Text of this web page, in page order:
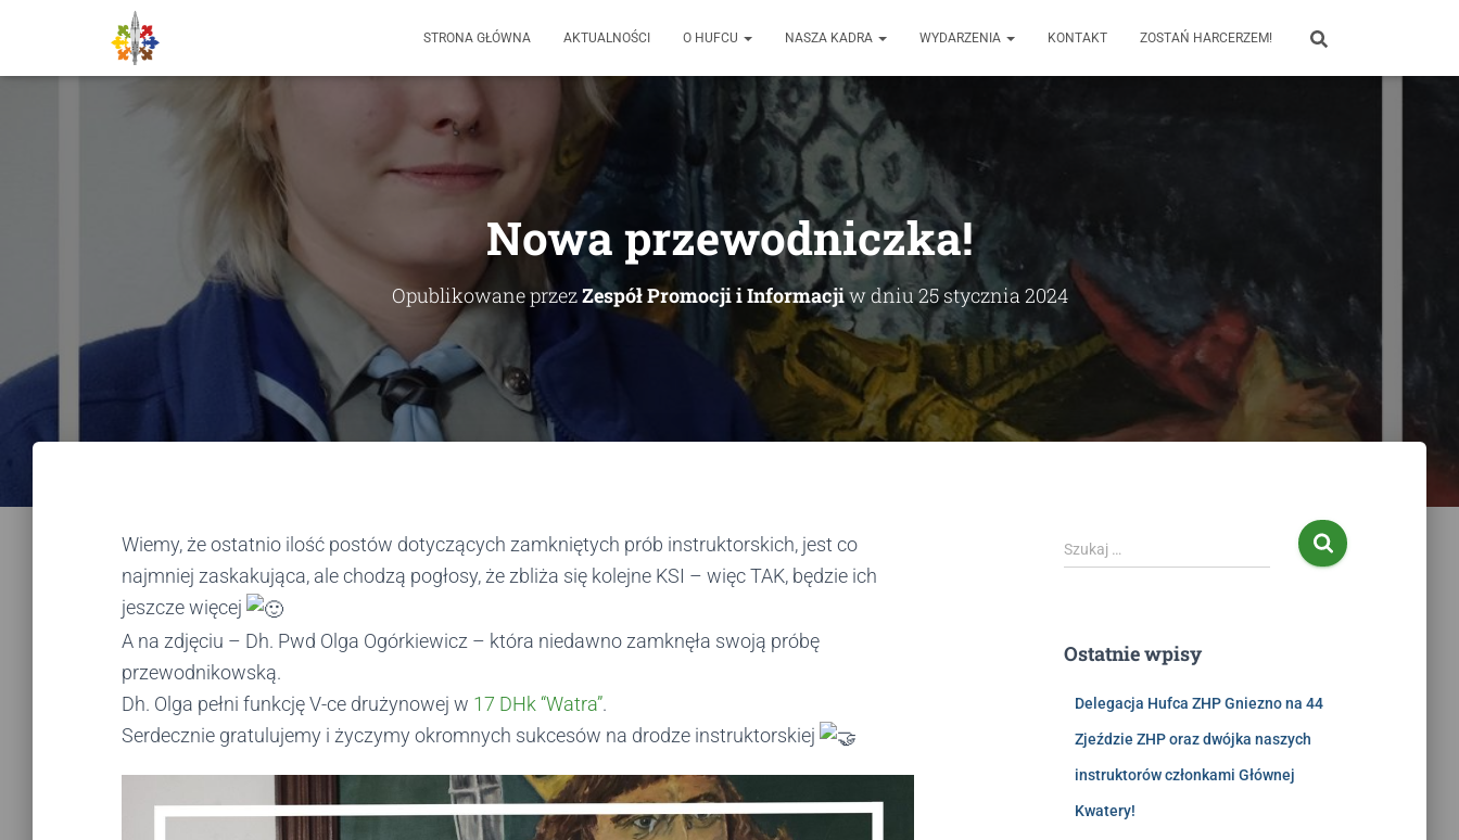
STRONA GŁÓWNA AKTUALNOŚCI O HUFCU NASZA KADRA WYDARZENIA KONTAKT ZOSTAŃ HARCERZEM!
Nowa przewodniczka!
Opublikowane przezZespół Promocji i Informacjiw dniu25 stycznia 2024
Wiemy, że ostatnio ilość postów dotyczących zamkniętych prób instruktorskich, jest co
najmniej zaskakująca, ale chodzą pogłosy, że zbliża się kolejne KSI – więc TAK, będzie ich
jeszcze więcej
A na zdjęciu – Dh. Pwd Olga Ogórkiewicz – która niedawno zamknęła swoją próbę
przewodnikowską.
Dh. Olga pełni funkcję V-ce drużynowej w 17 DHk “Watra”.
Serdecznie gratulujemy i życzymy okromnych sukcesów na drodze instruktorskiej
Szukaj …
Ostatnie wpisy
Delegacja Hufca ZHP Gniezno na 44
Zjeździe ZHP oraz dwójka naszych
instruktorów członkami Głównej
Kwatery!